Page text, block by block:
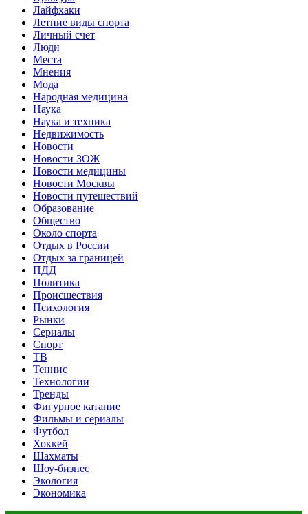
Лайфхаки
Летние виды спорта
Личный счет
Люди
Места
Мнения
Мода
Народная медицина
Наука
Наука и техника
Недвижимость
Новости
Новости ЗОЖ
Новости медицины
Новости Москвы
Новости путешествий
Образование
Общество
Около спорта
Отдых в России
Отдых за границей
ПДД
Политика
Происшествия
Психология
Рынки
Сериалы
Спорт
ТВ
Теннис
Технологии
Тренды
Фигурное катание
Фильмы и сериалы
Футбол
Хоккей
Шахматы
Шоу-бизнес
Экология
Экономика